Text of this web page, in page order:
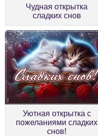
Чудная открытка
сладких снов
Уютная открытка с
пожеланиями сладких
снов!